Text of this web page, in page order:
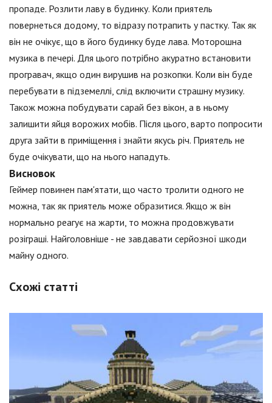
пропаде. Розлити лаву в будинку. Коли приятель
повернеться додому, то відразу потрапить у пастку. Так як
він не очікує, що в його будинку буде лава. Моторошна
музика в печері. Для цього потрібно акуратно встановити
програвач, якщо один вирушив на розкопки. Коли він буде
перебувати в підземеллі, слід включити страшну музику.
Також можна побудувати сарай без вікон, а в ньому
залишити яйця ворожих мобів. Після цього, варто попросити
друга зайти в приміщення і знайти якусь річ. Приятель не
буде очікувати, що на нього нападуть.
Висновок
Геймер повинен пам'ятати, що часто тролити одного не
можна, так як приятель може образитися. Якщо ж він
нормально реагує на жарти, то можна продовжувати
розіграші. Найголовніше - не завдавати серйозної шкоди
майну одного.
Схожі статті